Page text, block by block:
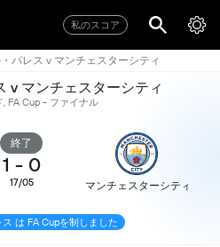
私のスコア
パレス v マンチェスターシティ
v マンチェスターシティ
, FA Cup - ファイナル
終了
1 - 0
17/05 マンチェスターシティ
は FA Cupを制しました